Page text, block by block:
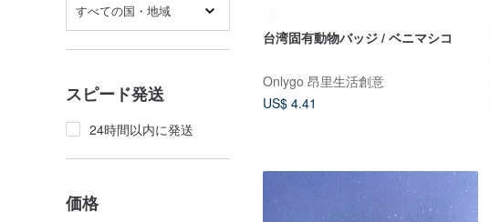
すべての国・地域
スピード発送
24時間以内に発送
価格
台湾固有動物バッジ / ベニマシコ
Onlygo 昂里生活創意
US$ 4.41